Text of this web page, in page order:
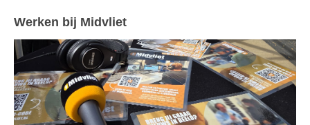
Werken bij Midvliet